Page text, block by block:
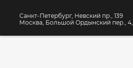
Санкт-Петербург, Невский пр., 139
Москва, Большой Ордынский пер., 4,